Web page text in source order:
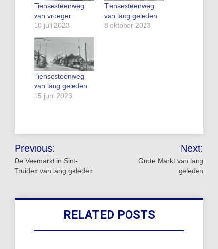
Tiensesteenweg
van vroeger
10 juli 2023
Tiensesteenweg
van lang geleden
8 oktober 2023
Tiensesteenweg
van lang geleden
15 juni 2023
Bericht
navigatie
Previous:
De Veemarkt in Sint-
Truiden van lang geleden
Next:
Grote Markt van lang
geleden
RELATED POSTS